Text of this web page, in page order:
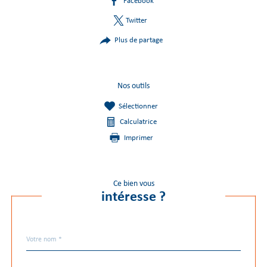
Twitter
Plus de partage
Nos outils
Sélectionner
Calculatrice
Imprimer
Ce bien vous
intéresse ?
*